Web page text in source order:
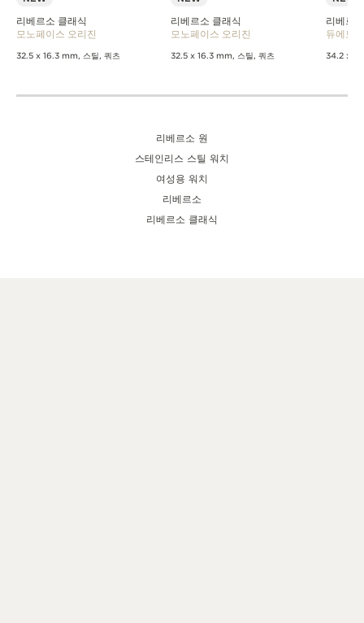
리베르소 클래식
모노페이스 오리진
32.5 x 16.3 mm, 스틸, 쿼츠
리베르소 클래식
모노페이스 오리진
32.5 x 16.3 mm, 스틸, 쿼츠
리베르
듀에토
34.2 x 21
리베르소 원
스테인리스 스틸 워치
여성용 워치
리베르소
리베르소 클래식